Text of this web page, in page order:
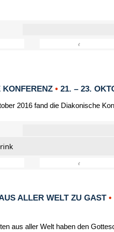
‹
KONFERENZ • 21. – 23.
2016 fand die Diakonische
‹
ALLER WELT ZU GAST •
aus aller Welt haben den